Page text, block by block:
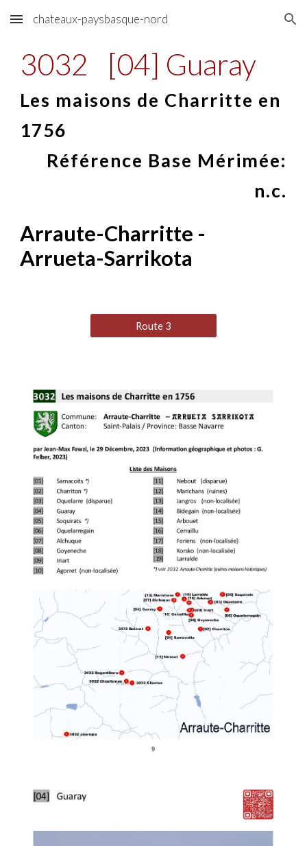
Skip to main content Skip to navigation
chateaux-paysbasque-nord
3032 [04] Guaray
Les maisons de Charritte en
1756
Référence Base Mérimée:
n.c.
Arraute-Charritte -
Arrueta-Sarrikota
Route 3